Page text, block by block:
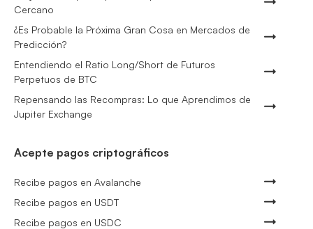
Cercano
¿Es Probable la Próxima Gran Cosa en Mercados de
Predicción?
Entendiendo el Ratio Long/Short de Futuros
Perpetuos de BTC
Repensando las Recompras: Lo que Aprendimos de
Jupiter Exchange
Acepte pagos criptográficos
Recibe pagos en Avalanche
Recibe pagos en USDT
Recibe pagos en USDC